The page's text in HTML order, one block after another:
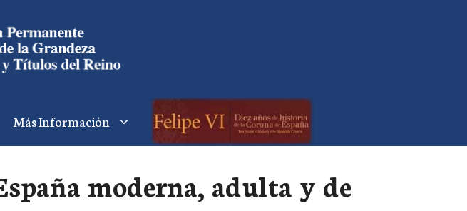
Más Información
moderna, adulta y de